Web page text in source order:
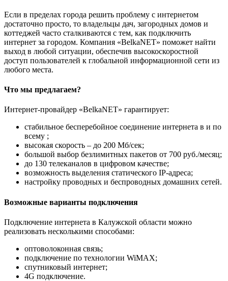
Если в пределах города решить проблему с интернетом
достаточно просто, то владельцы дач, загородных домов и
коттеджей часто сталкиваются с тем, как подключить
интернет за городом. Компания «BelkaNET» поможет найти
выход в любой ситуации, обеспечив высокоскоростной
доступ пользователей к глобальной информационной сети из
любого места.
Что мы предлагаем?
Интернет-провайдер «BelkaNET» гарантирует:
стабильное бесперебойное соединение интернета в и по
всему ;
высокая скорость – до 200 Мб/сек;
большой выбор безлимитных пакетов от 700 руб./месяц;
до 130 телеканалов в цифровом качестве;
возможность выделения статического IP-адреса;
настройку проводных и беспроводных домашних сетей.
Возможные варианты подключения
Подключение интернета в Калужской области можно
реализовать несколькими способами:
оптоволоконная связь;
подключение по технологии WiMAX;
спутниковый интернет;
4G подключение.